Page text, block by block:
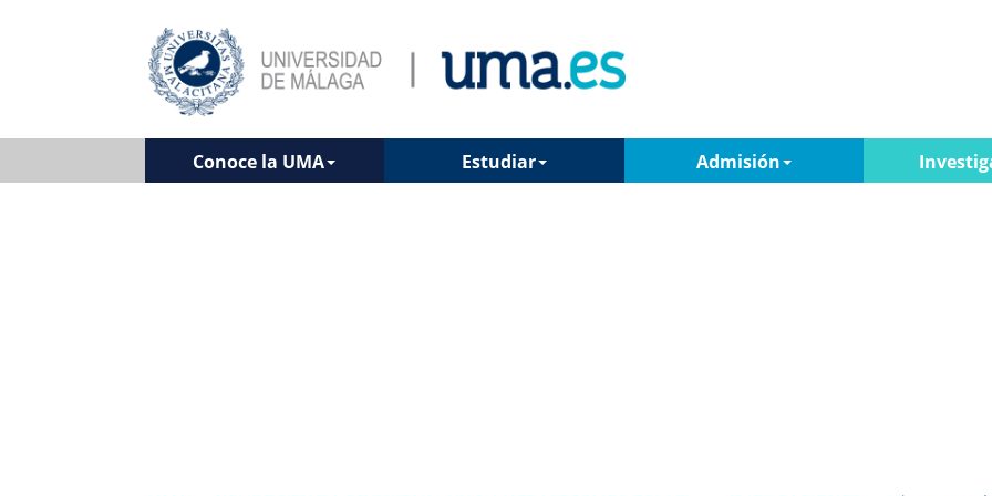
Conoce la UMA Estudiar Admisión